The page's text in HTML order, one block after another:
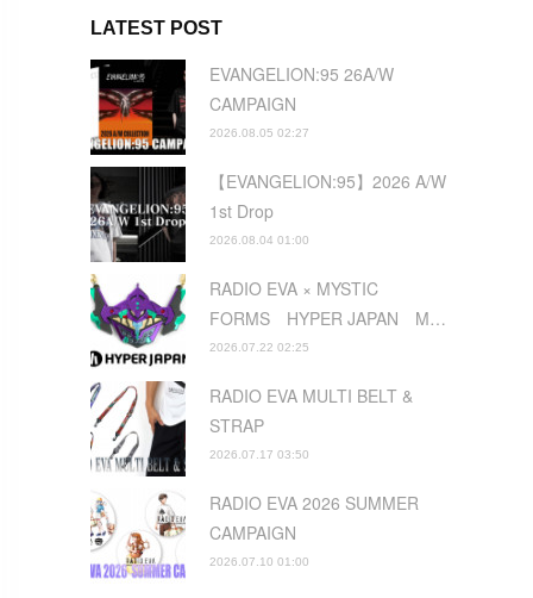
LATEST POST
EVANGELION:95 26A/W
CAMPAIGN
2026.08.05 02:27
【EVANGELION:95】2026 A/W
1st Drop
2026.08.04 01:00
RADIO EVA × MYSTIC
FORMS HYPER JAPAN M…
2026.07.22 02:25
RADIO EVA MULTI BELT &
STRAP
2026.07.17 03:50
RADIO EVA 2026 SUMMER
CAMPAIGN
2026.07.10 01:00